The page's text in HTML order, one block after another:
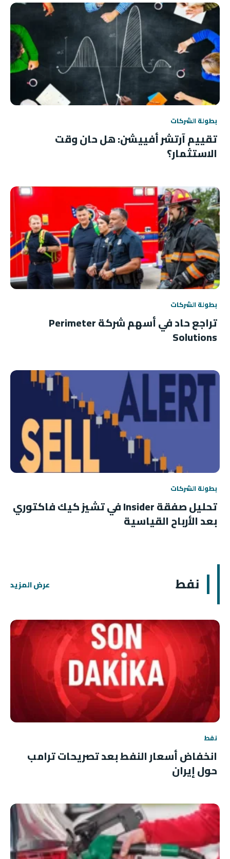
بطولة الشركات
تقييم آرتشر أفييشن: هل حان وقت
الاستثمار؟
بطولة الشركات
تراجع حاد في أسهم شركة Perimeter
Solutions
بطولة الشركات
تحليل صفقة Insider في تشيز كيك فاكتوري
بعد الأرباح القياسية
نفط عرض المزيد
نفط
انخفاض أسعار النفط بعد تصريحات ترامب
حول إيران